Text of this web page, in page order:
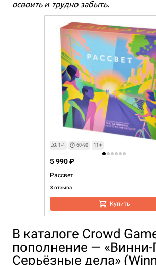
освоить и трудно забыть.
1-4 60-90 11+
Рассвет
3 отзыва
5 990 ₽
Купить
В каталоге Crowd
пополнение — «Винни-
Серьёзные дела»